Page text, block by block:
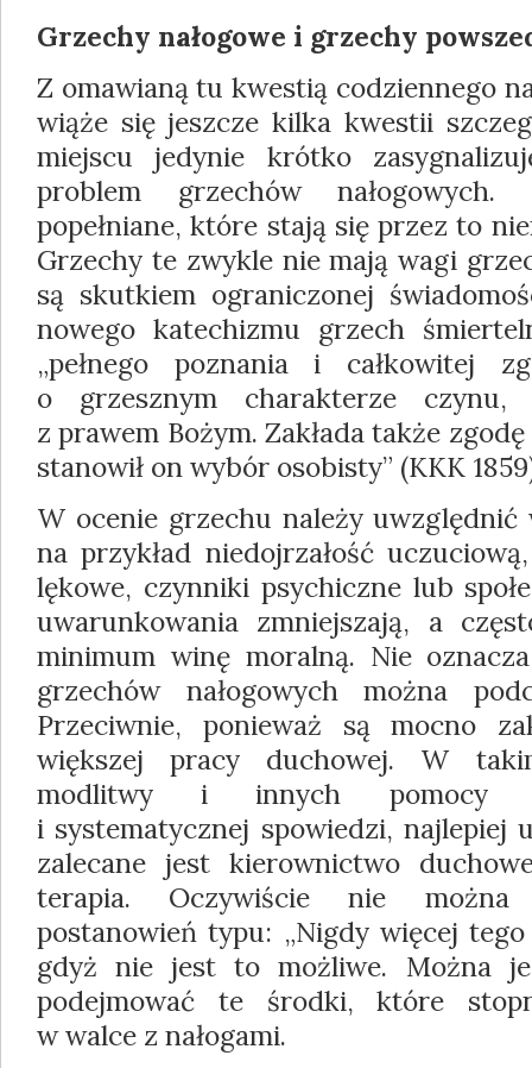
Grzechy nałogowe i grzechy
Z omawianą tu kwestią codziennego
wiąże się jeszcze kilka kwestii
miejscu jedynie krótko
problem grzechów
popełniane, które stają się przez to
Grzechy te zwykle nie mają wagi
są skutkiem ograniczonej
nowego katechizmu grzech
„pełnego poznania i całkowitej
o grzesznym charakterze czynu,
z prawem Bożym. Zakłada także
stanowił on wybór osobisty” (KKK
W ocenie grzechu należy
na przykład niedojrzałość
lękowe, czynniki psychiczne lub
uwarunkowania zmniejszają, a
minimum winę moralną. Nie
grzechów nałogowych można
Przeciwnie, ponieważ są mocno
większej pracy duchowej. W
modlitwy i innych pomocy
i systematycznej spowiedzi, najlepiej
zalecane jest kierownictwo
terapia. Oczywiście nie można
postanowień typu: „Nigdy więcej tego
gdyż nie jest to możliwe. Można
podejmować te środki, które
w walce z nałogami.